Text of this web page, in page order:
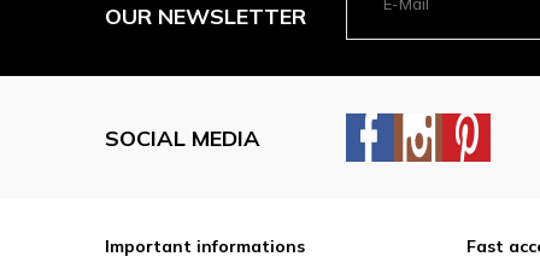
OUR NEWSLETTER
SOCIAL MEDIA
Important informations Fast